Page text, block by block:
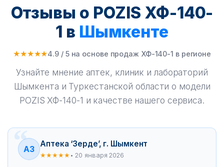
Отзывы о POZIS ХФ-140-
1 в Шымкенте
★★★★★4.9 / 5 на основе продаж ХФ-140-1 в регионе
Узнайте мнение аптек, клиник и лабораторий
Шымкента и Туркестанской области о модели
POZIS ХФ-140-1 и качестве нашего сервиса.
АЗ
Аптека ‘Зерде’, г. Шымкент
★★★★★ • 20 января 2026